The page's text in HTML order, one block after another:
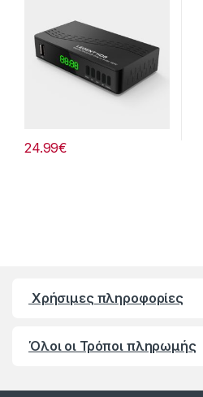
24.99€
Χρήσιμες πληροφορίες
Όλοι οι Τρόποι πληρωμής